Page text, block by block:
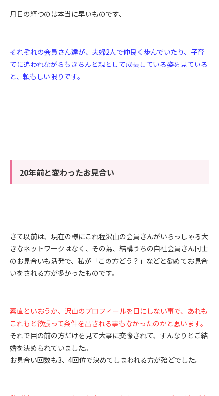
月日の経つのは本当に早いものです、
それぞれの会員さん達が、夫婦2人で仲良く歩んでいたり、子育
てに追われながらもきちんと親として成長している姿を見ている
と、頼もしい限りです。
20年前と変わったお見合い
さて以前は、現在の様にこれ程沢山の会員さんがいらっしゃる大
きなネットワークはなく、その為、結構うちの自社会員さん同士
のお見合いも活発で、私が「この方どう？」などと勧めてお見合
いをされる方が多かったものです。
素直といおうか、沢山のプロフィールを目にしない事で、あれも
これもと欲張って条件を出される事もなかったのかと思います。
それで目の前の方だけを見て大事に交際されて、すんなりとご結
婚を決められていました。
お見合い回数も3、 4回位で決めてしまわれる方が殆どでした。